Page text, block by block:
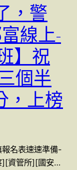
，警
線上-
】祝
個半
，上榜
名表速速準備-
][資管所][國安…